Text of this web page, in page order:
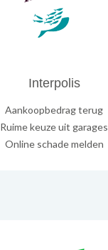
Interpolis
Aankoopbedrag terug
Ruime keuze uit garages
Online schade melden